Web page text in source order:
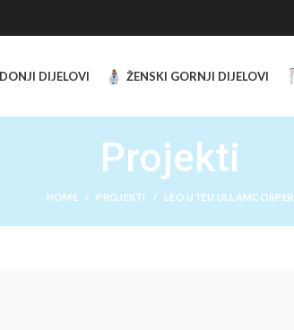
DIJELOVI ŽENSKI GORNJI DIJELOVI
Projekti
HOME PROJEKTI LEO UTEU ULLAMCORPER